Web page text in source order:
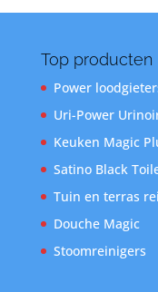
Top producten
Power
Uri-Power
Keuken Magic
Satino Black
Tuin en terras
Douche Magic
Stoomreinigers